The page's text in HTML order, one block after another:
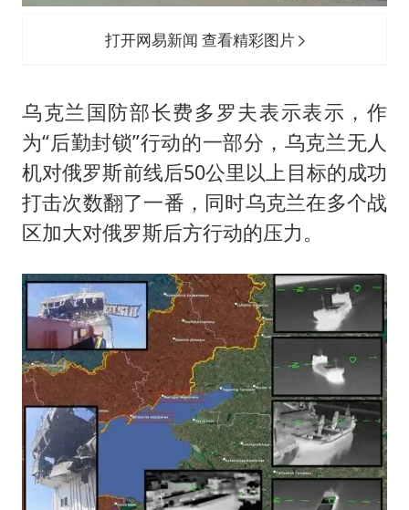
打开网易新闻 查看精彩图片
乌克兰国防部长费多罗夫表示表示，作
为“后勤封锁”行动的一部分，乌克兰无人
机对俄罗斯前线后50公里以上目标的成功
打击次数翻了一番，同时乌克兰在多个战
区加大对俄罗斯后方行动的压力。